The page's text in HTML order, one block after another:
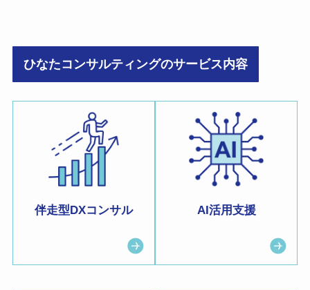
ひなたコンサルティングのサービス内容
伴走型DXコンサル AI活用支援